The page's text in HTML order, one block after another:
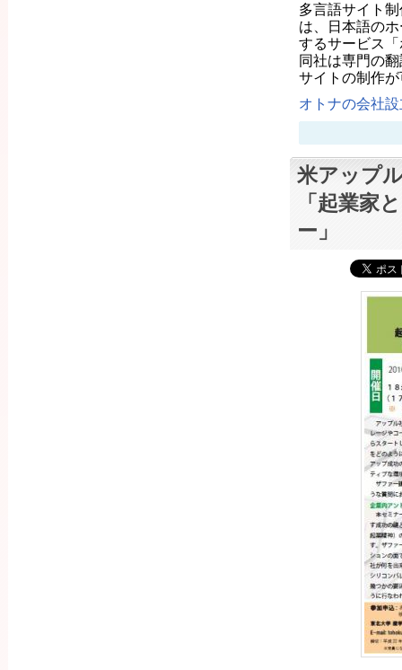
多言語サイト
は、日本語の
するサービス
同社は専門の
サイトの制作
オトナの会社
米アップ
「起業家
ー」